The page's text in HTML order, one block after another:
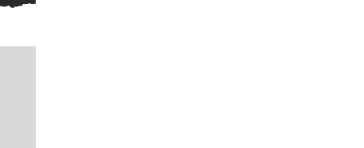
favorita en un servicio